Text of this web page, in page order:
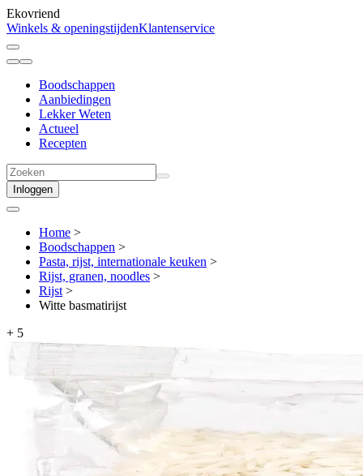
Ekovriend
Winkels & openingstijdenKlantenservice
Boodschappen
Aanbiedingen
Lekker Weten
Actueel
Recepten
Inloggen
Home >
Boodschappen >
Pasta, rijst, internationale keuken >
Rijst, granen, noodles >
Rijst >
Witte basmatirijst
+ 5